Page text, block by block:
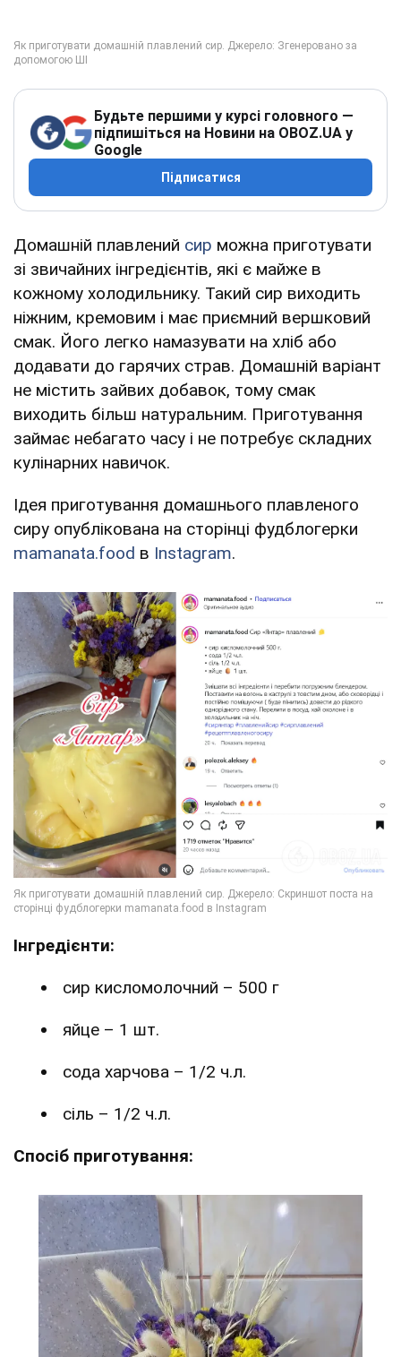
Будьте першими у курсі головного —
підпишіться на Новини на OBOZ.UA у
Google
Підписатися
Домашній плавлений сир можна приготувати
зі звичайних інгредієнтів, які є майже в
кожному холодильнику. Такий сир виходить
ніжним, кремовим і має приємний вершковий
смак. Його легко намазувати на хліб або
додавати до гарячих страв. Домашній варіант
не містить зайвих добавок, тому смак
виходить більш натуральним. Приготування
займає небагато часу і не потребує складних
кулінарних навичок.
Ідея приготування домашнього плавленого
сиру опублікована на сторінці фудблогерки
mamanata.food в Instagram.
Інгредієнти:
сир кисломолочний – 500 г
яйце – 1 шт.
сода харчова – 1/2 ч.л.
сіль – 1/2 ч.л.
Спосіб приготування: